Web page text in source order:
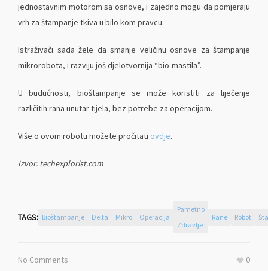
jednostavnim motorom sa osnove, i zajedno mogu da pomjeraju
vrh za štampanje tkiva u bilo kom pravcu.
Istraživači sada žele da smanje veličinu osnove za štampanje
mikrorobota, i razviju još djelotvornija “bio-mastila”.
U budućnosti, bioštampanje se može koristiti za liječenje
različitih rana unutar tijela, bez potrebe za operacijom.
Više o ovom robotu možete pročitati ovdje.
Izvor: techexplorist.com
TAGS: Bioštampanje Delta Mikro Operacija
Pametno
Zdravlje
Rane Robot
No Comments 0